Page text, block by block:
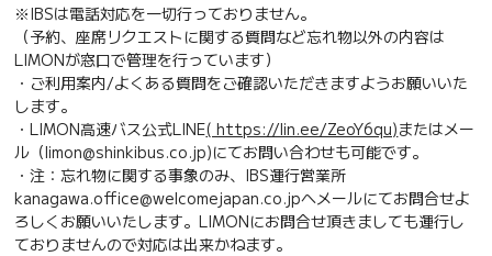
※IBSは電話対応を一切行っておりません。
（予約、座席リクエストに関する質問など忘れ物以外の内容は
LIMONが窓口で管理を行っています）
・ご利用案内/よくある質問をご確認いただきますようお願いいた
します。
・LIMON高速バス公式LINE( https://lin.ee/ZeoY6qu)またはメー
ル（limon@shinkibus.co.jp)にてお問い合わせも可能です。
・注：忘れ物に関する事象のみ、IBS運行営業所
kanagawa.office@welcomejapan.co.jpへメールにてお問合せよ
ろしくお願いいたします。LIMONにお問合せ頂きましても運行し
ておりませんので対応は出来かねます。